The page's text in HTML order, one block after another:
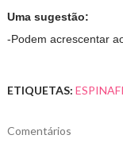
Uma sugestão:
-Podem acrescentar
ETIQUETAS:
Comentários